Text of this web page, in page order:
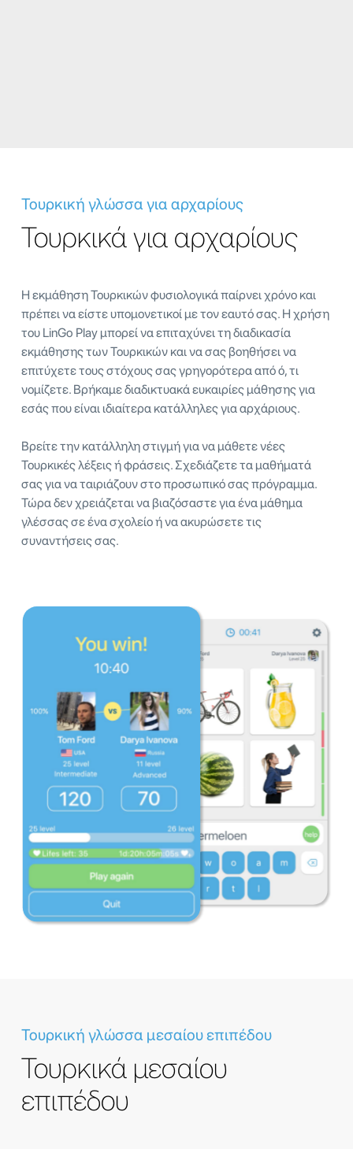
Τουρκική γλώσσα για αρχαρίους
Τουρκικά για αρχαρίους
Η εκμάθηση Τουρκικών φυσιολογικά παίρνει χρόνο και
πρέπει να είστε υπομονετικοί με τον εαυτό σας. Η χρήση
του LinGo Play μπορεί να επιταχύνει τη διαδικασία
εκμάθησης των Τουρκικών και να σας βοηθήσει να
επιτύχετε τους στόχους σας γρηγορότερα από ό, τι
νομίζετε. Βρήκαμε διαδικτυακά ευκαιρίες μάθησης για
εσάς που είναι ιδιαίτερα κατάλληλες για αρχάριους.
Βρείτε την κατάλληλη στιγμή για να μάθετε νέες
Τουρκικές λέξεις ή φράσεις. Σχεδιάζετε τα μαθήματά
σας για να ταιριάζουν στο προσωπικό σας πρόγραμμα.
Τώρα δεν χρειάζεται να βιαζόσαστε για ένα μάθημα
γλέσσας σε ένα σχολείο ή να ακυρώσετε τις
συναντήσεις σας.
Τουρκική γλώσσα μεσαίου επιπέδου
Τουρκικά μεσαίου
επιπέδου